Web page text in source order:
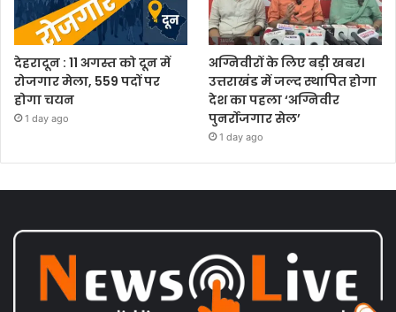
देहरादून : 11 अगस्त को दून में
रोजगार मेला, 559 पदों पर
होगा चयन
1 day ago
अग्निवीरों के लिए बड़ी खबर।
उत्तराखंड में जल्द स्थापित होगा
देश का पहला ‘अग्निवीर
पुनर्रोजगार सेल’
1 day ago